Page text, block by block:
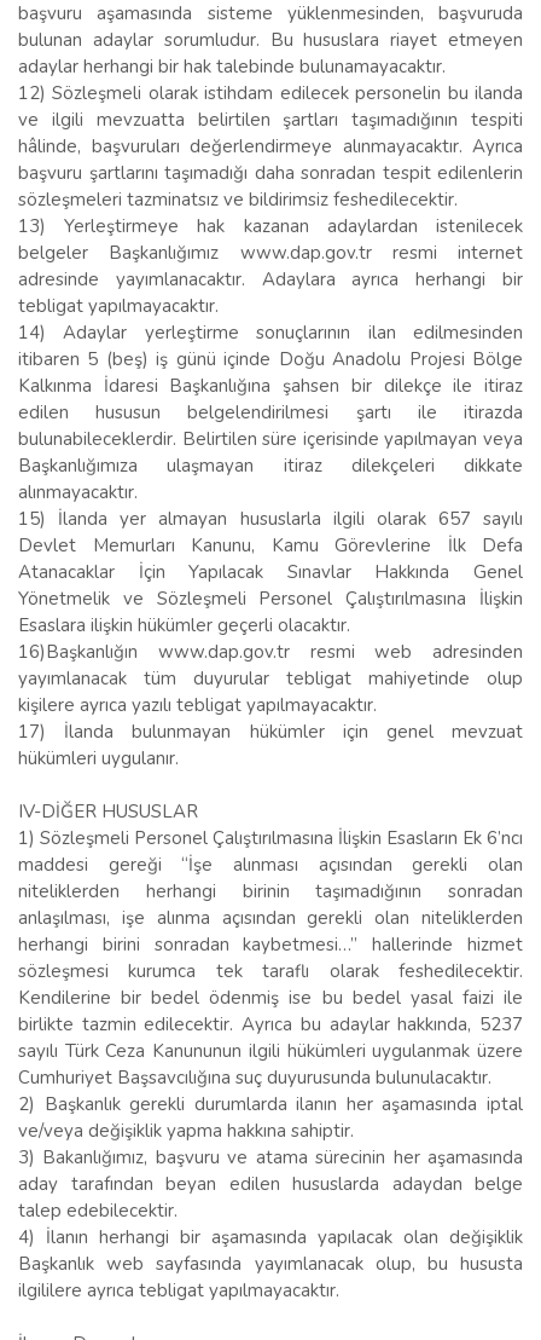
başvuru aşamasında sisteme yüklenmesinden, başvuruda
bulunan adaylar sorumludur. Bu hususlara riayet etmeyen
adaylar herhangi bir hak talebinde bulunamayacaktır.
12) Sözleşmeli olarak istihdam edilecek personelin bu ilanda
ve ilgili mevzuatta belirtilen şartları taşımadığının tespiti
hâlinde, başvuruları değerlendirmeye alınmayacaktır. Ayrıca
başvuru şartlarını taşımadığı daha sonradan tespit edilenlerin
sözleşmeleri tazminatsız ve bildirimsiz feshedilecektir.
13) Yerleştirmeye hak kazanan adaylardan istenilecek
belgeler Başkanlığımız www.dap.gov.tr resmi internet
adresinde yayımlanacaktır. Adaylara ayrıca herhangi bir
tebligat yapılmayacaktır.
14) Adaylar yerleştirme sonuçlarının ilan edilmesinden
itibaren 5 (beş) iş günü içinde Doğu Anadolu Projesi Bölge
Kalkınma İdaresi Başkanlığına şahsen bir dilekçe ile itiraz
edilen hususun belgelendirilmesi şartı ile itirazda
bulunabileceklerdir. Belirtilen süre içerisinde yapılmayan veya
Başkanlığımıza ulaşmayan itiraz dilekçeleri dikkate
alınmayacaktır.
15) İlanda yer almayan hususlarla ilgili olarak 657 sayılı
Devlet Memurları Kanunu, Kamu Görevlerine İlk Defa
Atanacaklar İçin Yapılacak Sınavlar Hakkında Genel
Yönetmelik ve Sözleşmeli Personel Çalıştırılmasına İlişkin
Esaslara ilişkin hükümler geçerli olacaktır.
16)Başkanlığın www.dap.gov.tr resmi web adresinden
yayımlanacak tüm duyurular tebligat mahiyetinde olup
kişilere ayrıca yazılı tebligat yapılmayacaktır.
17) İlanda bulunmayan hükümler için genel mevzuat
hükümleri uygulanır.
IV-DİĞER HUSUSLAR
1) Sözleşmeli Personel Çalıştırılmasına İlişkin Esasların Ek 6’ncı
maddesi gereği “İşe alınması açısından gerekli olan
niteliklerden herhangi birinin taşımadığının sonradan
anlaşılması, işe alınma açısından gerekli olan niteliklerden
herhangi birini sonradan kaybetmesi…” hallerinde hizmet
sözleşmesi kurumca tek taraflı olarak feshedilecektir.
Kendilerine bir bedel ödenmiş ise bu bedel yasal faizi ile
birlikte tazmin edilecektir. Ayrıca bu adaylar hakkında, 5237
sayılı Türk Ceza Kanununun ilgili hükümleri uygulanmak üzere
Cumhuriyet Başsavcılığına suç duyurusunda bulunulacaktır.
2) Başkanlık gerekli durumlarda ilanın her aşamasında iptal
ve/veya değişiklik yapma hakkına sahiptir.
3) Bakanlığımız, başvuru ve atama sürecinin her aşamasında
aday tarafından beyan edilen hususlarda adaydan belge
talep edebilecektir.
4) İlanın herhangi bir aşamasında yapılacak olan değişiklik
Başkanlık web sayfasında yayımlanacak olup, bu hususta
ilgililere ayrıca tebligat yapılmayacaktır.